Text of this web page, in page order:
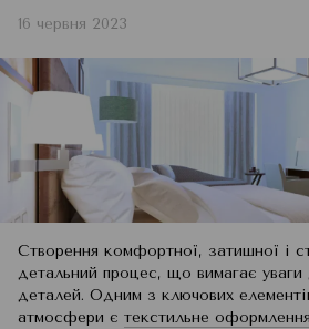
16 червня 2023
Створення комфортної, затишної і
детальний процес, що вимагає
деталей. Одним з ключових
атмосфери є текстильне